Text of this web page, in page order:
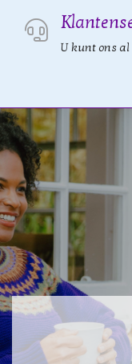
U kunt ons